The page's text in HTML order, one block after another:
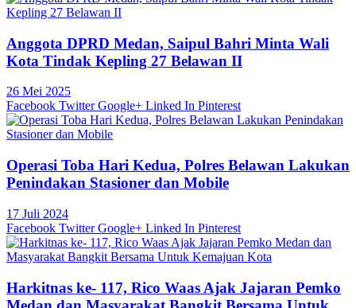
Anggota DPRD Medan, Saipul Bahri Minta Wali
Kota Tindak Kepling 27 Belawan II
26 Mei 2025
Facebook Twitter Google+ Linked In Pinterest
Operasi Toba Hari Kedua, Polres Belawan Lakukan
Penindakan Stasioner dan Mobile
17 Juli 2024
Facebook Twitter Google+ Linked In Pinterest
Harkitnas ke- 117, Rico Waas Ajak Jajaran Pemko